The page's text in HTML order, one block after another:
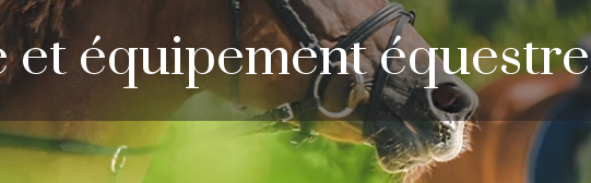
et équipement équestre